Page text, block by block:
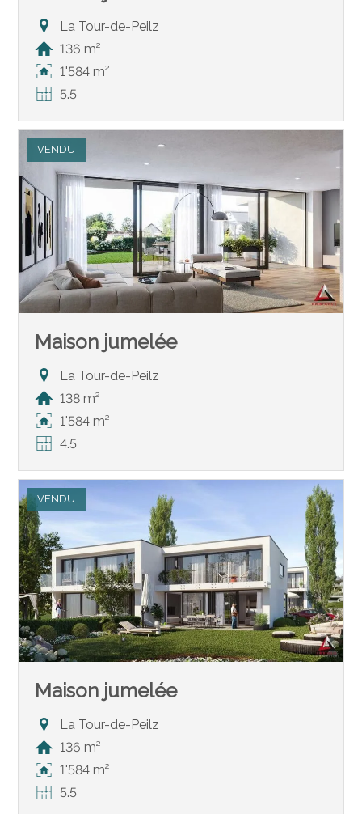
La Tour-de-Peilz
136 m²
1'584 m²
5.5
VENDU
Maison jumelée
La Tour-de-Peilz
138 m²
1'584 m²
4.5
VENDU
Maison jumelée
La Tour-de-Peilz
136 m²
1'584 m²
5.5